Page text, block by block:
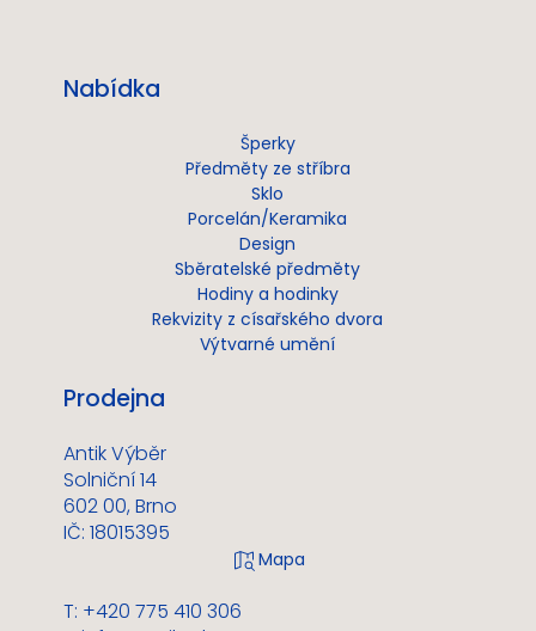
Nabídka
Šperky
Předměty ze stříbra
Sklo
Porcelán/Keramika
Design
Sběratelské předměty
Hodiny a hodinky
Rekvizity z císařského dvora
Výtvarné umění
Prodejna
Antik Výběr
Solniční 14
602 00, Brno
IČ: 18015395
T: +420 775 410 306